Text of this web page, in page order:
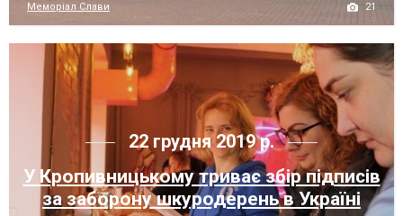
Меморіал Слави 21
22 грудня 2019 р.
У Кропивницькому триває збір підписів
за заборону шкуродерень в Україні